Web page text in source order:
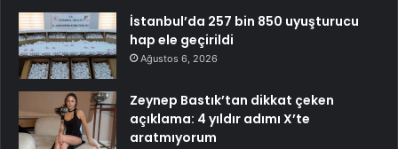
İstanbul’da 257 bin 850 uyuşturucu
hap ele geçirildi
Ağustos 6, 2026
Zeynep Bastık’tan dikkat çeken
açıklama: 4 yıldır adımı X’te
aratmıyorum